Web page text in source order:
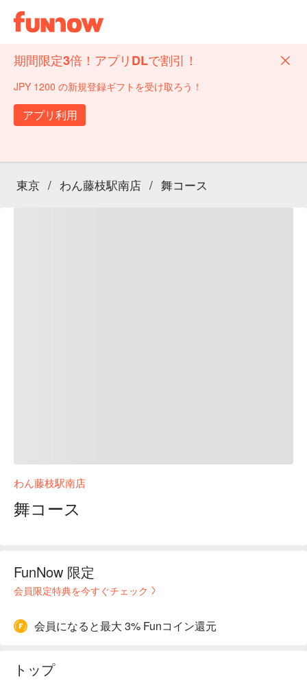
期間限定3倍！アプリDLで割引！
JPY 1200 の新規登録ギフトを受け取ろう！
アプリ利用
東京 / わん藤枝駅南店 / 舞コース
わん藤枝駅南店
舞コース
FunNow 限定
会員限定特典を今すぐチェック
会員になると最大 3% Funコイン還元
トップ